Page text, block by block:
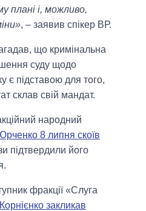
плані і, можливо,
, – заявив спікер ВР.
що кримінальна
суду щодо
є підставою для того,
склав свій мандат.
народний
8 липня скоїв
підтвердили його
фракції «Слуга
Корнієнко закликав